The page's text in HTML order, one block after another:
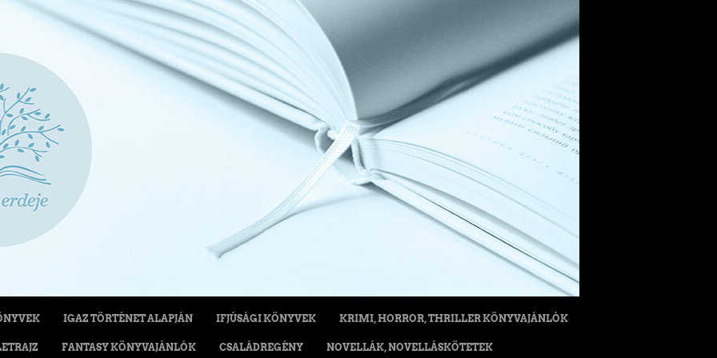
IGAZ TÖRTÉNET ALAPJÁN IFJÚSÁGI KÖNYVEK KRIMI, HORROR, THRILLER KÖNYVAJÁNLÓK
FANTASY KÖNYVAJÁNLÓK CSALÁDREGÉNY NOVELLÁK, NOVELLÁSKÖTETEK